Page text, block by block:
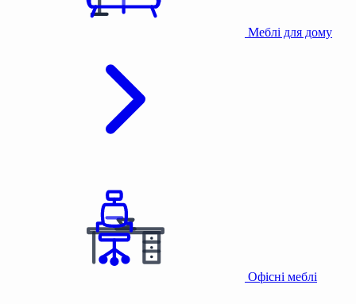
Меблі для дому
Офісні меблі